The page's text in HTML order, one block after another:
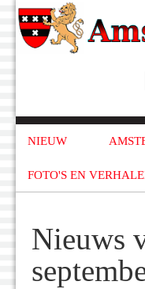
NIEUW
FOTO'S EN
Nieuws